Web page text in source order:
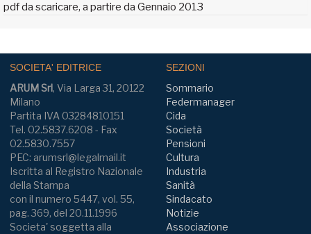
pdf da scaricare, a partire da Gennaio 2013
SOCIETA' EDITRICE
ARUM Srl, Via Larga 31, 20122
Milano
Partita IVA 03284810151
Tel. 02.5837.6208 - Fax
02.5830.7557
PEC: arumsrl@legalmail.it
Iscritta al Registro Nazionale
della Stampa
con il numero 5447, vol. 55,
pag. 369, del 20.11.1996
Societa' soggetta alla
SEZIONI
Sommario
Federmanager
Cida
Società
Pensioni
Cultura
Industria
Sanità
Sindacato
Notizie
Associazione